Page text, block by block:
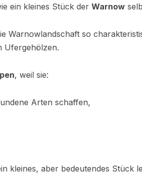
ein kleines Stück der Warnow
so
Ufergehölzen.
, weil sie:
Arten schaffen,
kleines, aber bedeutendes Stück